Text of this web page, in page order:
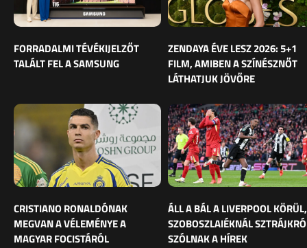
FORRADALMI TÉVÉKIJELZŐT
TALÁLT FEL A SAMSUNG
ZENDAYA ÉVE LESZ 2026: 5+1
FILM, AMIBEN A SZÍNÉSZNŐT
LÁTHATJUK JÖVŐRE
CRISTIANO RONALDÓNAK
MEGVAN A VÉLEMÉNYE A
MAGYAR FOCISTÁRÓL
ÁLL A BÁL A LIVERPOOL KÖRÜL,
SZOBOSZLAIÉKNÁL
SZÓLNAK A HÍREK